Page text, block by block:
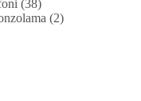
(38)
(2)